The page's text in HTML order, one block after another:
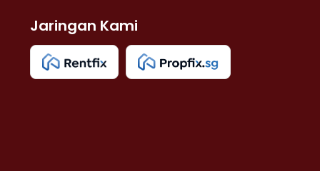
Jaringan Kami